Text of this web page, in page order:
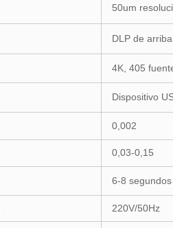
50um
DLP de
4K, 405
Dispositivo
0,002
0,03-0,15
6-8
220V/50Hz